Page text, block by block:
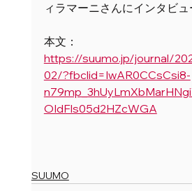
ィラマーニさんにインタビュ
本文：
https://suumo.jp/journal/
02/?fbclid=IwAR0CCsCsi8-
OIdFls05d2HZcWGA
SUUMO